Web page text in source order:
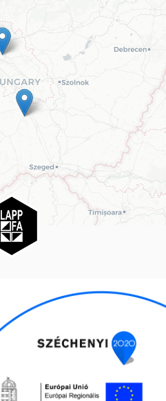
száma: AA5849163
Ügyfélszolgálat
20 8515050
fa.hu